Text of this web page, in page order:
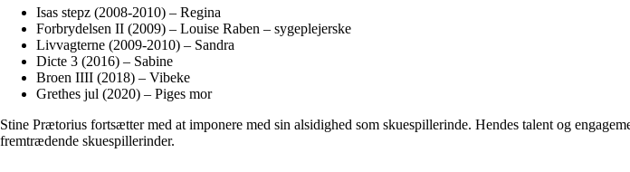
Isas stepz (2008-2010) – Regina
Forbrydelsen II (2009) – Louise Raben – sygeplejerske
Livvagterne (2009-2010) – Sandra
Dicte 3 (2016) – Sabine
Broen IIII (2018) – Vibeke
Grethes jul (2020) – Piges mor
Stine Prætorius fortsætter med at imponere med sin alsidighed som skuespillerinde. Hendes talent og
fremtrædende skuespillerinder.